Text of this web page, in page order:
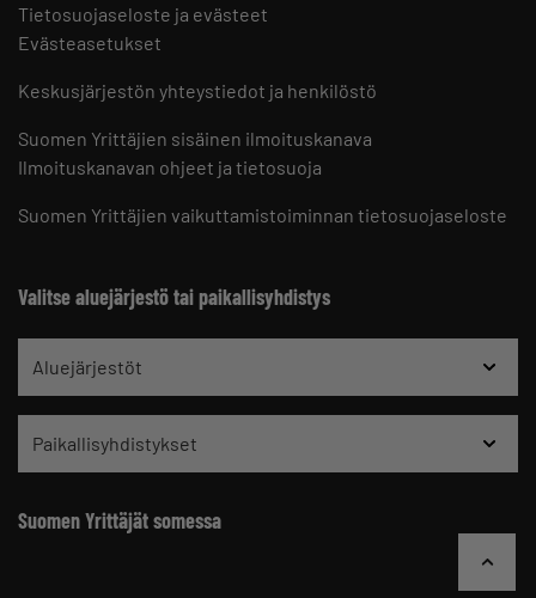
Tietosuojaseloste ja evästeet
Evästeasetukset
Keskusjärjestön yhteystiedot ja henkilöstö
Suomen Yrittäjien sisäinen ilmoituskanava
Ilmoituskanavan ohjeet ja tietosuoja
Suomen Yrittäjien vaikuttamistoiminnan tietosuojaseloste
Valitse aluejärjestö tai paikallisyhdistys
Aluejärjestöt
Paikallisyhdistykset
Suomen Yrittäjät somessa